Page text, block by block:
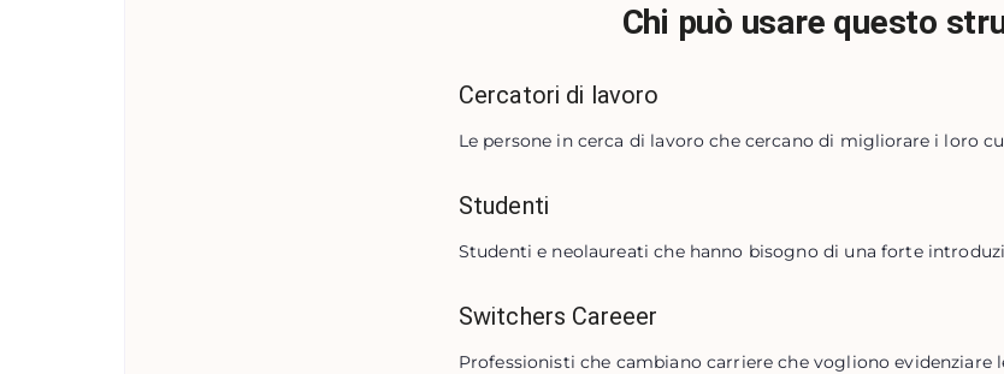
Chi può usare questo
Cercatori di lavoro
Le persone in cerca di lavoro che cercano di migliorare i loro
Studenti
Studenti e neolaureati che hanno bisogno di una forte
Switchers Careeer
Professionisti che cambiano carriere che vogliono evidenziare